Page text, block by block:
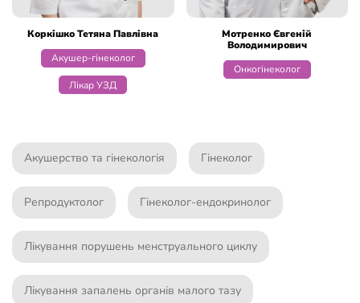
Акушерство та гінекологія Гінеколог
Репродуктолог Гінеколог-ендокринолог
Лікування порушень менструального циклу
Лікування запалень органів малого тазу
Коркішко Тетяна Павлівна
Акушер-гінеколог
Лікар УЗД
Мотренко Євгеній
Володимирович
Онкогінеколог